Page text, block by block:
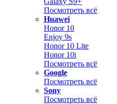
Посмотреть всё
Huawei
Honor 10
Enjoy 9s
Honor 10 Lite
Honor 10i
Посмотреть всё
Google
Посмотреть всё
Sony
Посмотреть всё